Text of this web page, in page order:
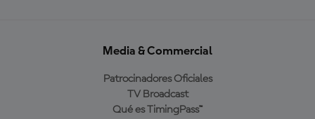
Media & Commercial
Patrocinadores Oficiales
TV Broadcast
Qué es TimingPass™